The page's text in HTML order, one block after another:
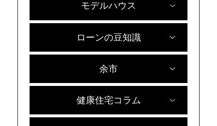
モデルハウス
ローンの豆知識
余市
健康住宅コラム